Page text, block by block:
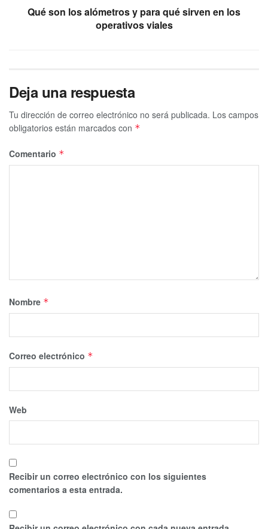
Qué son los alómetros y para qué sirven en los
operativos viales
Deja una respuesta
Tu dirección de correo electrónico no será publicada. Los campos
obligatorios están marcados con *
Comentario *
Nombre *
Correo electrónico *
Web
Recibir un correo electrónico con los siguientes
comentarios a esta entrada.